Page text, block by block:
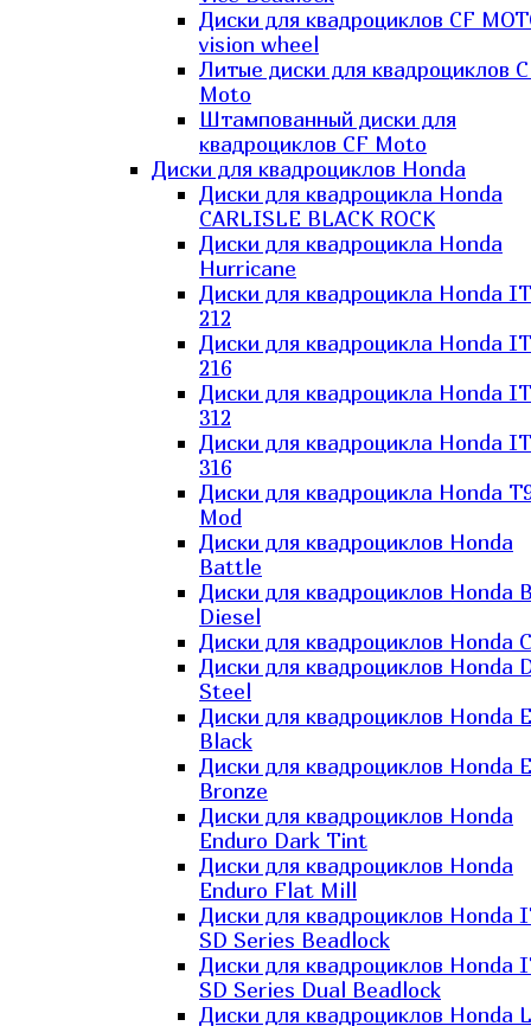
Диски для квадроциклов CF
vision wheel
Литые диски для квадроциклов
Moto
Штампованный диски для
квадроциклов CF Moto
Диски для квадроциклов Honda
Диски для квадроцикла Honda
CARLISLE BLACK ROCK
Диски для квадроцикла Honda
Hurricane
Диски для квадроцикла Honda
212
Диски для квадроцикла Honda
216
Диски для квадроцикла Honda
312
Диски для квадроцикла Honda
316
Диски для квадроцикла Honda
Mod
Диски для квадроциклов Honda
Battle
Диски для квадроциклов Honda
Diesel
Диски для квадроциклов Honda
Диски для квадроциклов Honda
Steel
Диски для квадроциклов Honda
Black
Диски для квадроциклов Honda
Bronze
Диски для квадроциклов Honda
Enduro Dark Tint
Диски для квадроциклов Honda
Enduro Flat Mill
Диски для квадроциклов Honda
SD Series Beadlock
Диски для квадроциклов Honda
SD Series Dual Beadlock
Диски для квадроциклов Honda